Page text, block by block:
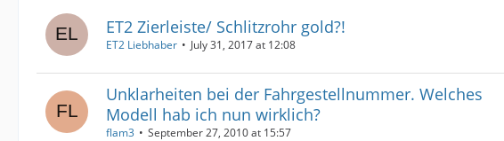
ET2 Zierleiste/ Schlitzrohr gold?!
ET2 Liebhaber July 31, 2017 at 12:08
Unklarheiten bei der Fahrgestellnummer. Welches
Modell hab ich nun wirklich?
flam3 September 27, 2010 at 15:57